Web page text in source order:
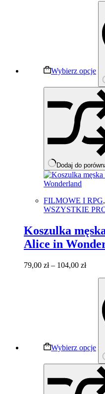
Wybierz opcje
Ten
na
Dodaj do
FILMOWE I RPG,
WSZYSTKIE
Koszulka
Alice in
79,00 zł – 104,00 złZakres
79,00
Wybierz opcje
Ten
na